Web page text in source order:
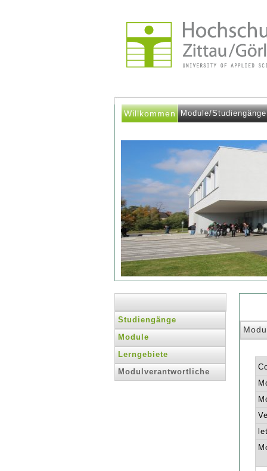
Willkommen Module/Studiengänge
Studiengänge
Module
Lerngebiete
Modulverantwortliche